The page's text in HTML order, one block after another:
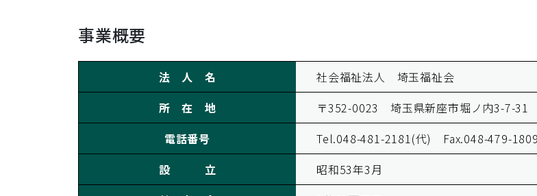
事業概要
法 人 名
社会福祉法人 埼玉福祉会
所 在 地
〒352-0023 埼玉県新座市堀ノ内3-7-31
電話番号
Tel.048-481-2181(代) Fax.048-479-1809
設 立
昭和53年3月